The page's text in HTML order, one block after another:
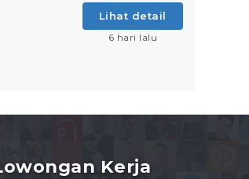
Lihat detail
6 hari lalu
Kerja